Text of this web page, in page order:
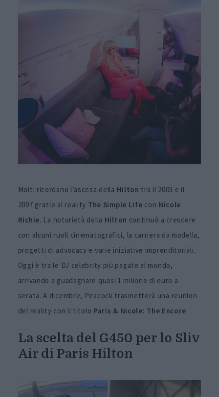
Molti ricordano l’ascesa della Hilton tra il 2003 e il
2007 grazie al reality The Simple Life con Nicole
Richie. La notorietà della Hilton continuò a crescere
con alcuni ruoli cinematografici, la carriera da modella,
progetti di advocacy e varie iniziative imprenditoriali.
Oggi è tra le DJ celebrity più pagate al mondo,
arrivando a guadagnare quasi 1 milione di euro a
serata. A dicembre, Peacock trasmetterà una reunion
del reality con il titolo Paris & Nicole: The Encore.
La scelta del G450 per lo Sliv
Air di Paris Hilton